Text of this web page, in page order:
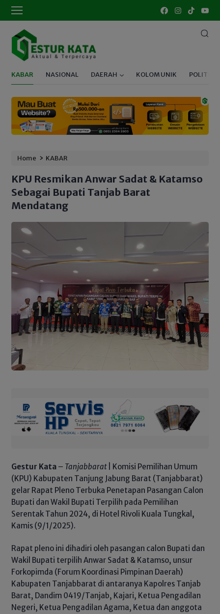
KABAR NASIONAL DAERAH KOLOM UNIK POLITIK
Home › KABAR
KPU Resmikan Anwar Sadat & Katamso
Sebagai Bupati Tanjab Barat
Mendatang
Gestur Kata – Tanjabbarat| Komisi Pemilihan Umum
(KPU) Kabupaten Tanjung Jabung Barat (Tanjabbarat)
gelar Rapat Pleno Terbuka Penetapan Pasangan Calon
Bupati dan Wakil Bupati Terpilih pada Pemilihan
Serentak Tahun 2024, di Hotel Rivoli Kuala Tungkal,
Kamis (9/1/2025).
Rapat pleno ini dihadiri oleh pasangan calon Bupati dan
Wakil Bupati terpilih Anwar Sadat & Katamso, unsur
Forkopimda (Forum Koordinasi Pimpinan Daerah)
Kabupaten Tanjabbarat di antaranya Kapolres Tanjab
Barat, Dandim 0419/Tanjab, Kajari, Ketua Pengadilan
Negeri, Ketua Pengadilan Agama, Ketua dan anggota